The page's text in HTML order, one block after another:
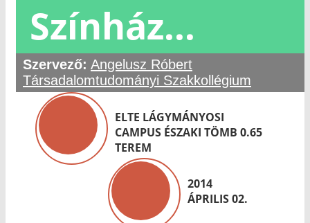
Színház...
Szervező: Angelusz Róbert
Társadalomtudományi Szakkollégium
ELTE LÁGYMÁNYOSI
CAMPUS ÉSZAKI TÖMB 0.65
TEREM
2014
ÁPRILIS 02.